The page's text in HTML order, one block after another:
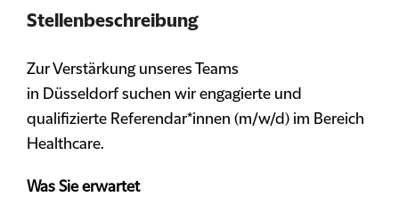
Stellenbeschreibung
Zur Verstärkung unseres Teams
in Düsseldorf suchen wir engagierte und
qualifizierte Referendar*innen (m/w/d) im Bereich
Healthcare.
Was Sie erwartet